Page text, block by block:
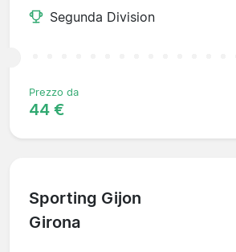
Segunda Division
Prezzo da
44 €
Sporting Gijon
Girona